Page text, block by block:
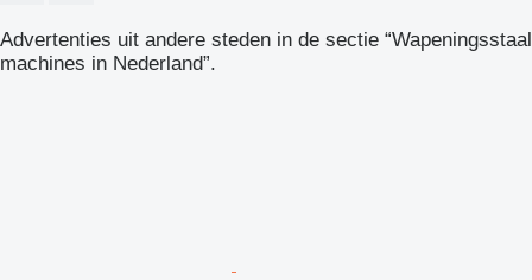
Advertenties uit andere steden in de sectie “Wapeningsstaal
machines in Nederland”.